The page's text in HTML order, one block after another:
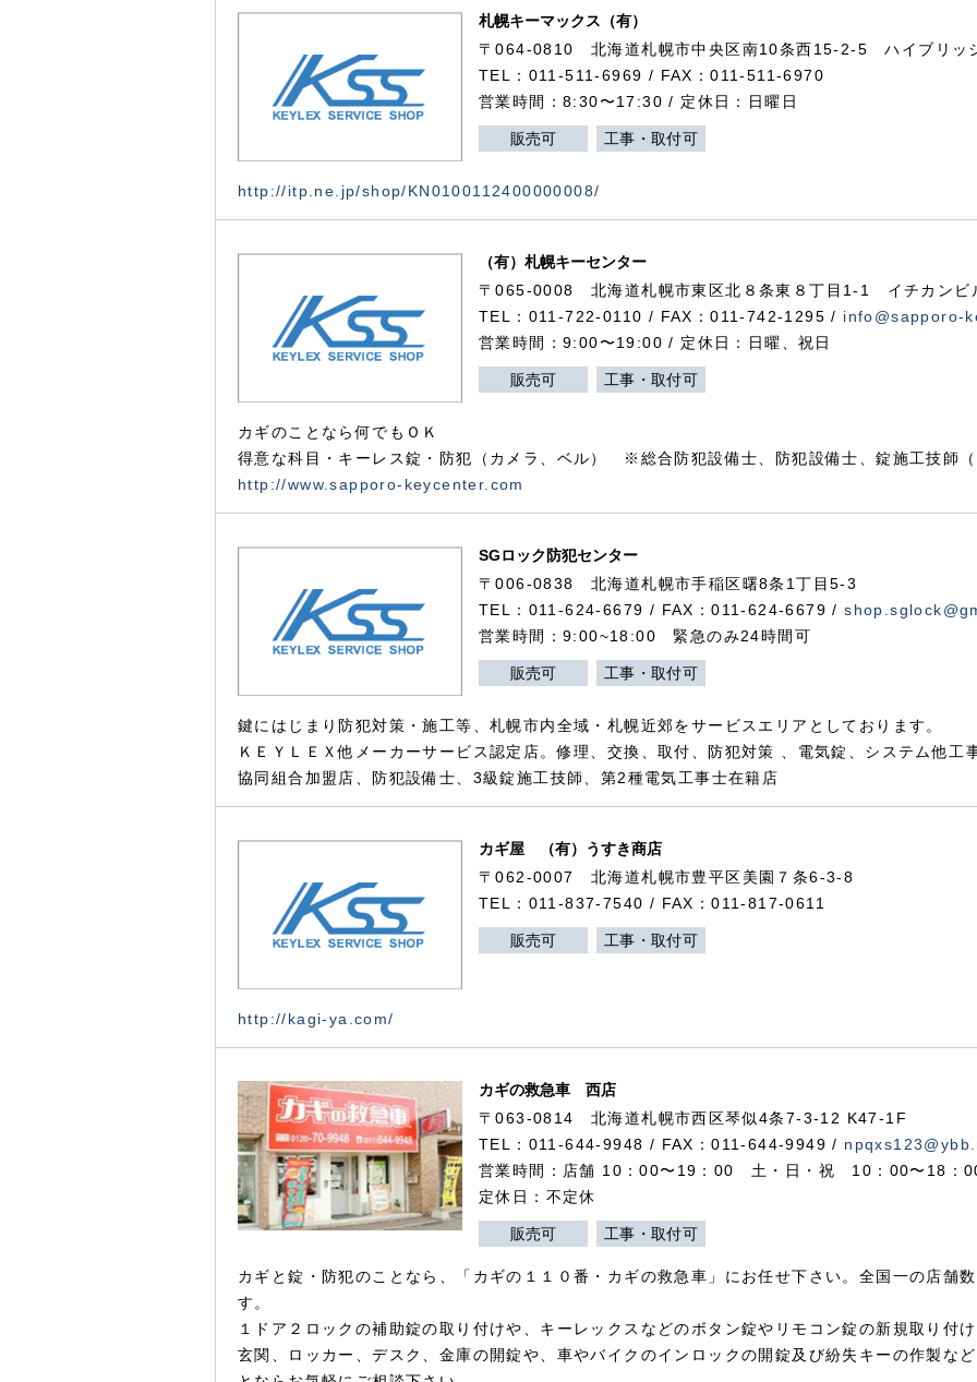
札幌キーマックス（有）
〒064-0810 北海道札幌市中央区南10条西15-2-5 ハイブリッ
TEL：011-511-6969 / FAX：011-511-6970
営業時間：8:30〜17:30 / 定休日：日曜日
販売可 工事・取付可
http://itp.ne.jp/shop/KN0100112400000008/
（有）札幌キーセンター
〒065-0008 北海道札幌市東区北８条東８丁目1-1 イチカンビ
TEL：011-722-0110 / FAX：011-742-1295 / info@sapporo-
営業時間：9:00〜19:00 / 定休日：日曜、祝日
販売可 工事・取付可
カギのことなら何でもＯＫ
得意な科目・キーレス錠・防犯（カメラ、ベル） ※総合防犯設備士、防犯設備士、錠施工技師
http://www.sapporo-keycenter.com
SGロック防犯センター
〒006-0838 北海道札幌市手稲区曙8条1丁目5-3
TEL：011-624-6679 / FAX：011-624-6679 /
営業時間：9:00~18:00 緊急のみ24時間可
販売可 工事・取付可
鍵にはじまり防犯対策・施工等、札幌市内全域・札幌近郊をサービスエリアとしております。
ＫＥＹＬＥＸ他メーカーサービス認定店。修理、交換、取付、防犯対策 、電気錠、システム他工
協同組合加盟店、防犯設備士、3級錠施工技師、第2種電気工事士在籍店
カギ屋 （有）うすき商店
〒062-0007 北海道札幌市豊平区美園７条6-3-8
TEL：011-837-7540 / FAX：011-817-0611
販売可 工事・取付可
http://kagi-ya.com/
カギの救急車 西店
〒063-0814 北海道札幌市西区琴似4条7-3-12 K47-1F
TEL：011-644-9948 / FAX：011-644-9949 /
営業時間：店舗 10：00〜19：00 土・日・祝 10：00〜18：
定休日：不定休
販売可 工事・取付可
カギと錠・防犯のことなら、「カギの１１０番・カギの救急車」にお任せ下さい。全国一の店舗
す。
１ドア２ロックの補助錠の取り付けや、キーレックスなどのボタン錠やリモコン錠の新規取り付
玄関、ロッカー、デスク、金庫の開錠や、車やバイクのインロックの開錠及び紛失キーの作製な